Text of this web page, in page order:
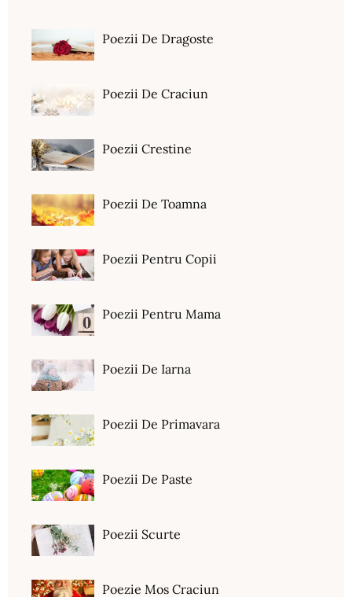
Poezii De Dragoste
Poezii De Craciun
Poezii Crestine
Poezii De Toamna
Poezii Pentru Copii
Poezii Pentru Mama
Poezii De Iarna
Poezii De Primavara
Poezii De Paste
Poezii Scurte
Poezie Mos Craciun